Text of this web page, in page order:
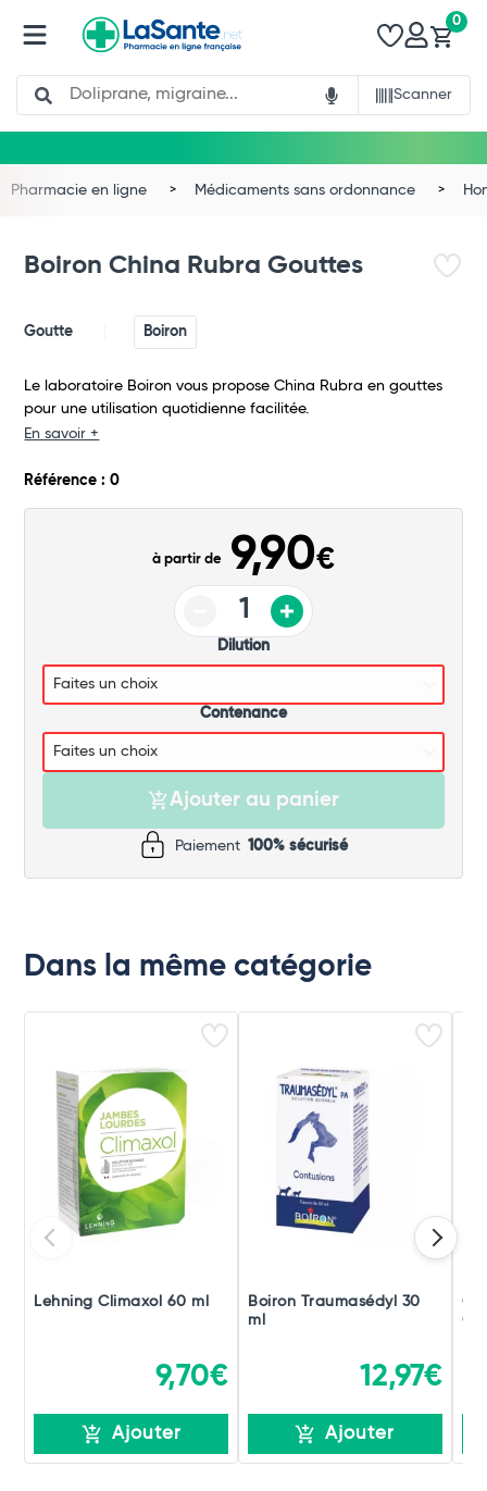
Search
Scanner
0
Total
Pharmacie en ligne Médicaments sans ordonnance
Boiron China Rubra Gouttes
Goutte Boiron
Le laboratoire Boiron vous propose China Rubra en gouttes
pour une utilisation quotidienne facilitée.
En savoir +
Référence : 0
à partir de 9,90€
Dilution
Contenance
Ajouter au panier
Paiement 100% sécurisé
Dans la même catégorie
Lehning Climaxol 60 ml
9,70€
Ajouter
Boiron Traumasédyl 30
ml
12,97€
Ajouter